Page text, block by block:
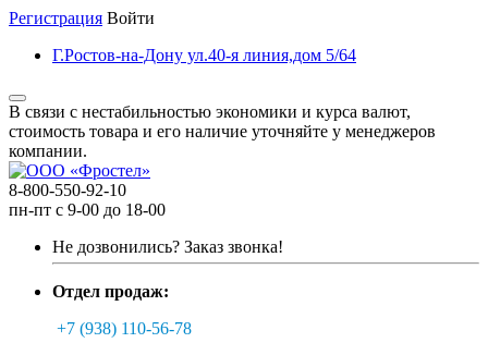
Регистрация Войти
Г.Ростов-на-Дону ул.40-я линия,дом 5/64
В связи с нестабильностью экономики и курса валют,
стоимость товара и его наличие уточняйте у менеджеров
компании.
8-800-550-92-10
пн-пт с 9-00 до 18-00
Не дозвонились? Заказ звонка!
Отдел продаж:
+7 (938) 110-56-78